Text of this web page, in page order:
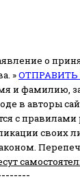
о
»
и фамилию,
в авторы
с
своих